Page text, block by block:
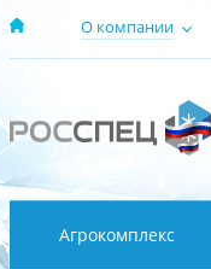
О компании
Агрокомплекс